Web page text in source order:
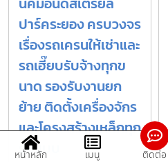
ปาร์คระยอง ครบวงจร
เรื่องรถเครนให้เช่าและ
รถเฮี๊ยบรับจ้างทุกข
นาด รองรับงานยก
ย้าย ติดตั้งเครื่องจักร
และโครงสร้างเหล็กทุก
รูปแบบ
หน้าหลัก เมนู ติดต่อ